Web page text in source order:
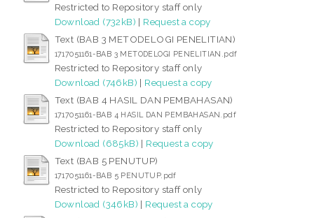
Restricted to Repository staff only
Download (732kB) | Request a copy
Text (BAB 3 METODELOGI PENELITIAN)
1717051161-BAB 3 METODELOGI PENELITIAN.pdf
Restricted to Repository staff only
Download (746kB) | Request a copy
Text (BAB 4 HASIL DAN PEMBAHASAN)
1717051161-BAB 4 HASIL DAN PEMBAHASAN.pdf
Restricted to Repository staff only
Download (685kB) | Request a copy
Text (BAB 5 PENUTUP)
1717051161-BAB 5 PENUTUP.pdf
Restricted to Repository staff only
Download (346kB) | Request a copy